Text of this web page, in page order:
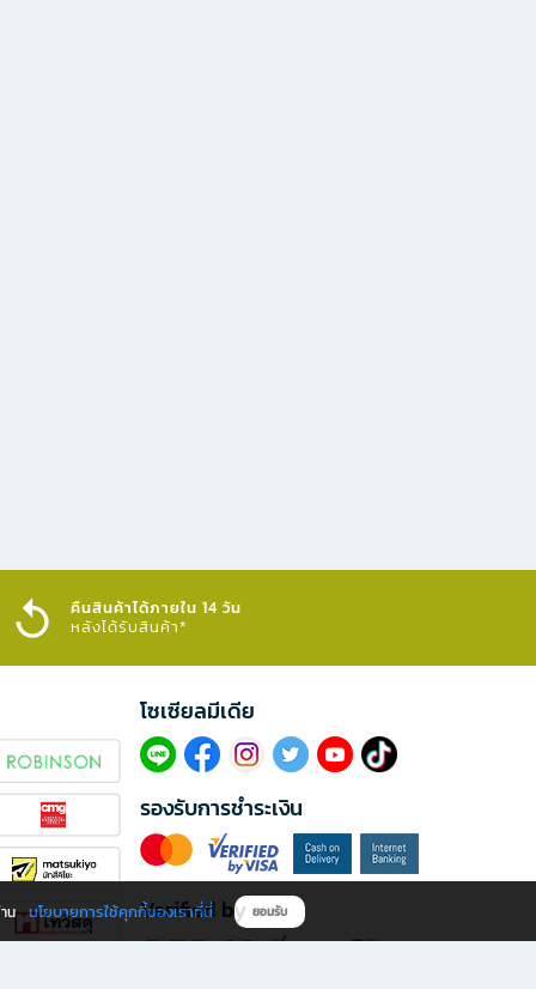
คืนสินค้าได้ภายใน 14 วัน
หลังได้รับสินค้า*
โซเซียลมีเดีย​
รองรับการชำระเงิน
Verified by
น นโยบายการใช้คุกกี้ของเราที่นี่ ยอมรับ